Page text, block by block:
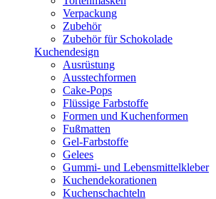
Verpackung
Zubehör
Zubehör für Schokolade
Kuchendesign
Ausrüstung
Ausstechformen
Cake-Pops
Flüssige Farbstoffe
Formen und Kuchenformen
Fußmatten
Gel-Farbstoffe
Gelees
Gummi- und Lebensmittelkleber
Kuchendekorationen
Kuchenschachteln